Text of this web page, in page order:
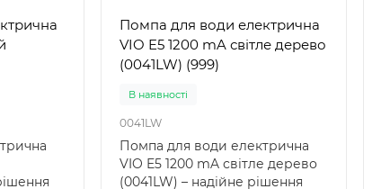
Помпа для води електрична
VIO E5 1200 mA світле дерево
(0041LW) (999)
В наявностi
0041LW
Помпа для води електрична
VIO E5 1200 mA світле дерево
(0041LW) – надійне рішення